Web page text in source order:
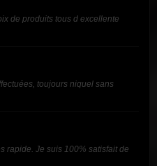
de produits tous d excellente
toujours niquel sans
rapide. Je suis 100% satisfait de